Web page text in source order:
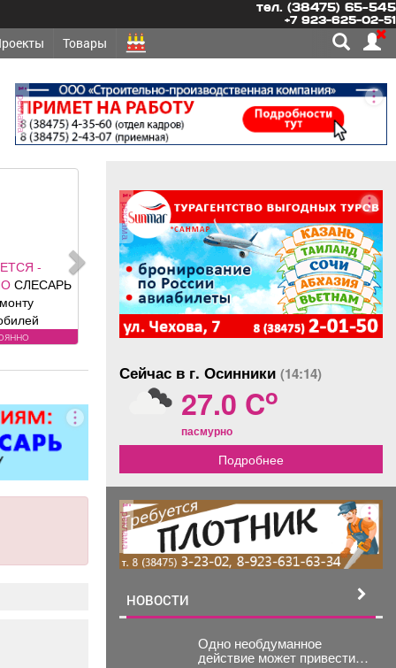
тел. (38475) 65-545
+7 923-625-02-51
Товары
реклама
-
грузовых
к
по
реклама
Сейчас в г. Осинники (14:14)
27.0 Co
пасмурно
Подробнее
реклама
НОВОСТИ
Одно необдуманное
действие может привести к